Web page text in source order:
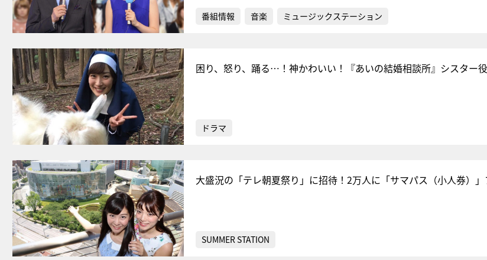
番組情報 音楽 ミュージックステーション
困り、怒り、踊る…！神かわいい！『あいの結婚相談所』シスター
ドラマ
大盛況の「テレ朝夏祭り」に招待！2万人に「サマパス（小人券）
SUMMER STATION